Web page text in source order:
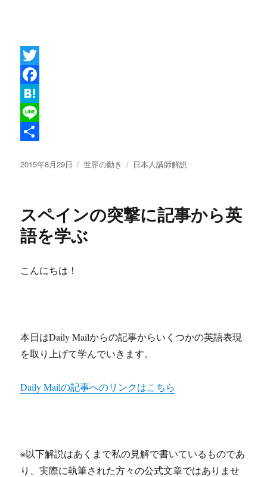
T
w
i
e
F
a
c
b
o
k
H
a
e
a
L
n
有
投
2015年8月29日
カ
ー
世界の動き
タ
日本人講師解説
スペインの突撃に記事から英
語を学ぶ
こんにちは！
本日はDaily Mailからの記事からいくつかの英語表現
を取り上げて学んでいきます。
Daily Mailの記事へのリンクはこちら
※以下解説はあくまで私の見解で書いているものであ
り、実際に執筆された方々の公式文章ではありませ